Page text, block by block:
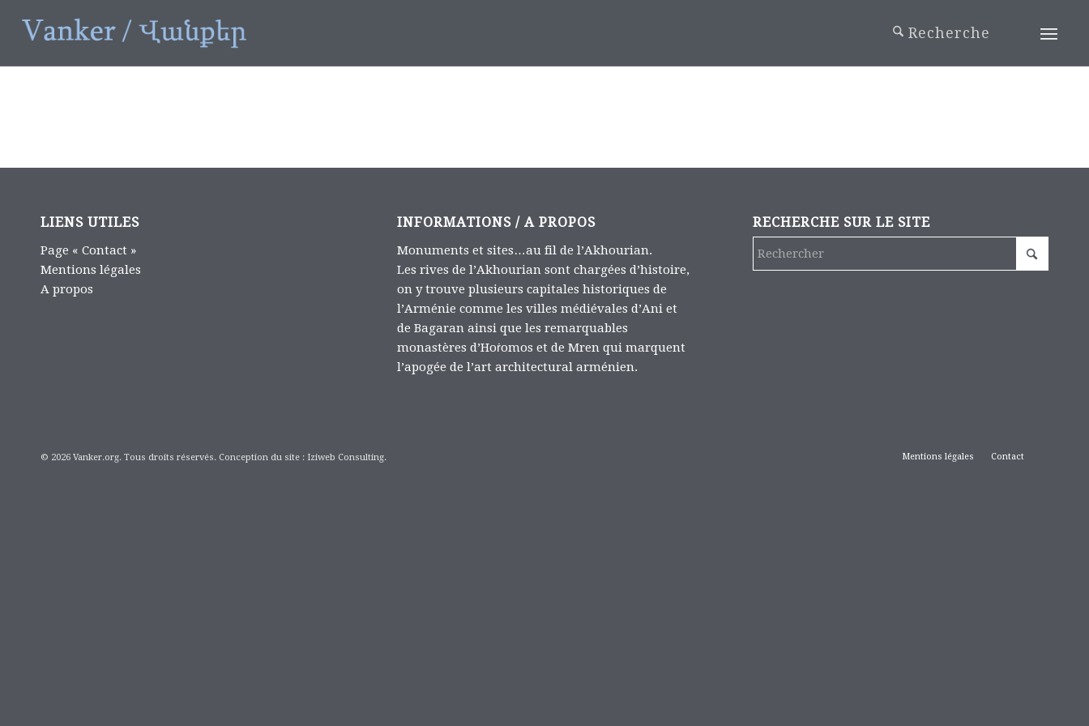
LIENS UTILES
Page « Contact »
Mentions légales
A propos
INFORMATIONS / A PROPOS
Monuments et sites…au fil de l’Akhourian.
Les rives de l’Akhourian sont chargées d’histoire,
on y trouve plusieurs capitales historiques de
l’Arménie comme les villes médiévales d’Ani et
de Bagaran ainsi que les remarquables
monastères d’Hoṙomos et de Mren qui marquent
l’apogée de l’art architectural arménien.
RECHERCHE SUR LE SITE
© 2026 Vanker.org. Tous droits réservés. Conception du site : Iziweb Consulting. Mentions légales Contact